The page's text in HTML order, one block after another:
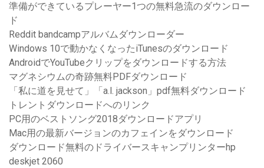
準備ができているプレーヤー1つの無料急流のダウンロー
ド
Reddit bandcampアルバムダウンローダー
Windows 10で動かなくなったiTunesのダウンロード
AndroidでYouTubeクリップをダウンロードする方法
マグネシウムの奇跡無料PDFダウンロード
「私に道を見せて」「a.l. jackson」pdf無料ダウンロード
トレントダウンロードへのリンク
PC用のベストソング2018ダウンロードアプリ
Mac用の最新バージョンのカフェインをダウンロード
ダウンロード無料のドライバースキャンプリンターhp
deskjet 2060